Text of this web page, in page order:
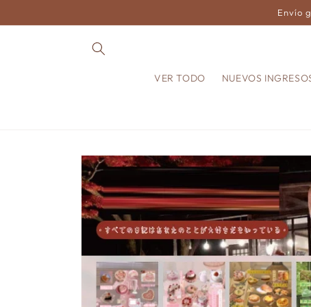
al contenido
Envío
VER TODO NUEVOS
directamente
a la
información
del producto